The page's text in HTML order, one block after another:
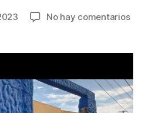
No hay comentariosen
a